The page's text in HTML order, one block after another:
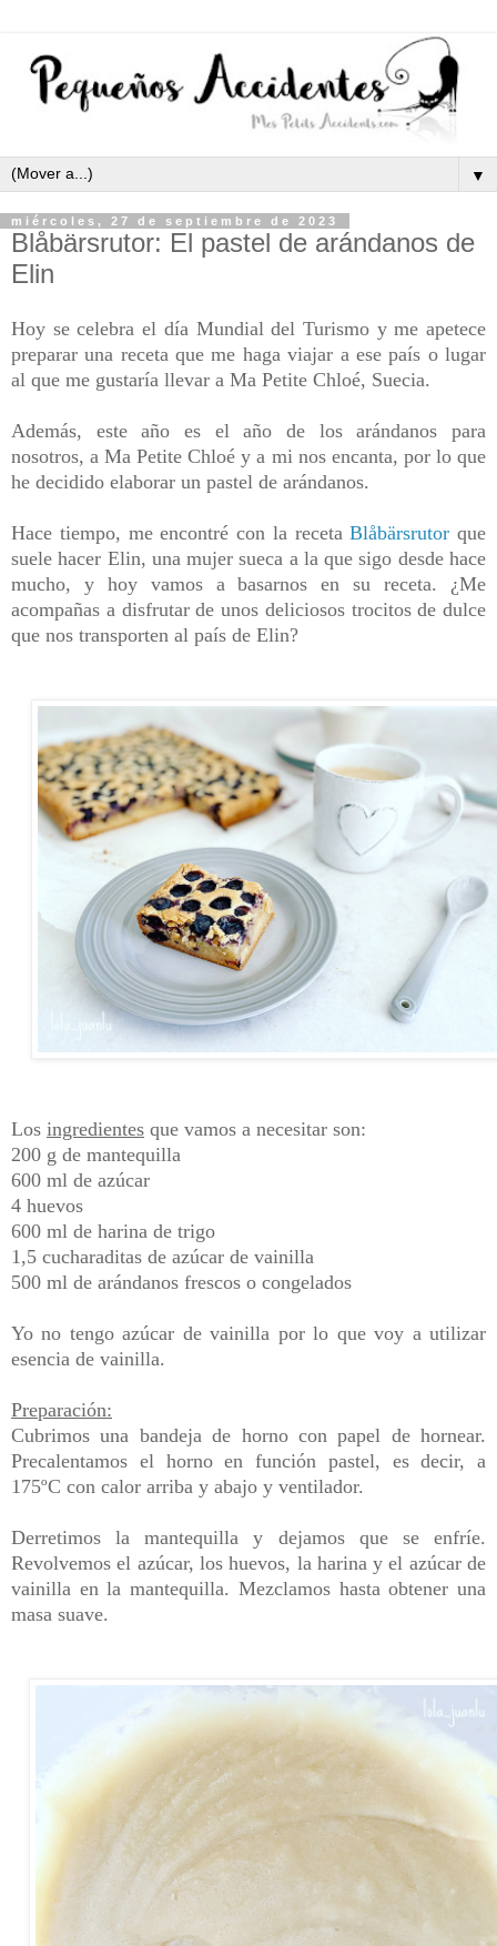
▼
miércoles, 27 de septiembre de 2023
Blåbärsrutor: El pastel de arándanos de
Elin
Hoy se celebra el día Mundial del Turismo y me apetece
preparar una receta que me haga viajar a ese país o lugar
al que me gustaría llevar a Ma Petite Chloé, Suecia.
Además, este año es el año de los arándanos para
nosotros, a Ma Petite Chloé y a mi nos encanta, por lo que
he decidido elaborar un pastel de arándanos.
Hace tiempo, me encontré con la recetaBlåbärsrutor que
suele hacer Elin, una mujer sueca a la que sigo desde hace
mucho, y hoy vamos a basarnos en su receta. ¿Me
acompañas a disfrutar de unos deliciosos trocitos de dulce
que nos transporten al país de Elin?
Los ingredientes que vamos a necesitar son:
200 g de mantequilla
600 ml de azúcar
4 huevos
600 ml de harina de trigo
1,5 cucharaditas de azúcar de vainilla
500 ml de arándanos frescos o congelados
Yo no tengo azúcar de vainilla por lo que voy a utilizar
esencia de vainilla.
Preparación:
Cubrimos una bandeja de horno con papel de hornear.
Precalentamos el horno en función pastel, es decir, a
175ºC con calor arriba y abajo y ventilador.
Derretimos la mantequilla y dejamos que se enfríe.
Revolvemos el azúcar, los huevos, la harina y el azúcar de
vainilla en la mantequilla. Mezclamos hasta obtener una
masa suave.